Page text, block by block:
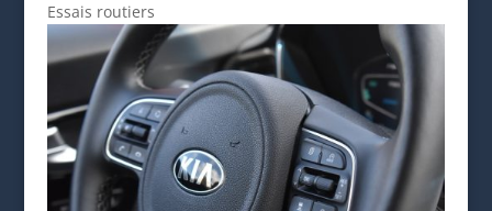
Essais routiers